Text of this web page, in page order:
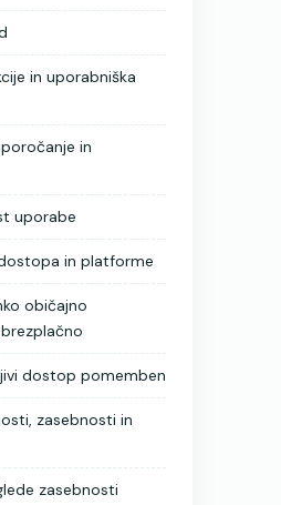
in uporabniška
in
uporabe
in platforme
običajno
dostop pomemben
zasebnosti in
zasebnosti